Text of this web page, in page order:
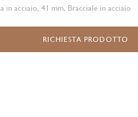
in acciaio, 41 mm, Bracciale in acciaio
RICHIESTA PRODOTTO